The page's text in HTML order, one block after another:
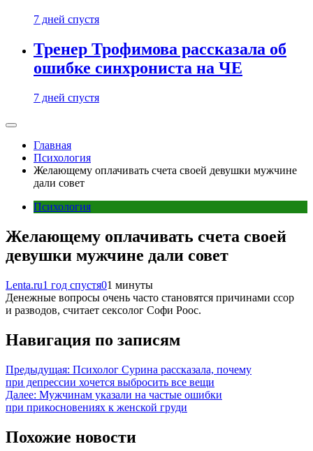
7 дней спустя
Тренер Трофимова рассказала об
ошибке синхрониста на ЧЕ
7 дней спустя
Главная
Психология
Желающему оплачивать счета своей девушки мужчине
дали совет
Психология
Желающему оплачивать счета своей
девушки мужчине дали совет
Lenta.ru1 год спустя01 минуты
Денежные вопросы очень часто становятся причинами ссор
и разводов, считает сексолог Софи Роос.
Навигация по записям
Предыдущая: Психолог Сурина рассказала, почему
при депрессии хочется выбросить все вещи
Далее: Мужчинам указали на частые ошибки
при прикосновениях к женской груди
Похожие новости